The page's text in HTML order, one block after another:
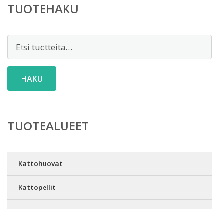
TUOTEHAKU
HAKU
TUOTEALUEET
Kattohuovat
Kattopellit